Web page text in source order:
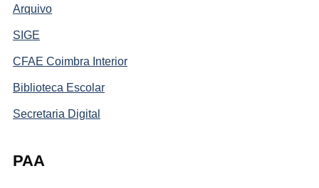
Arquivo
SIGE
CFAE Coimbra Interior
Biblioteca Escolar
Secretaria Digital
PAA